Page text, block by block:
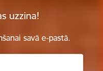
uzzina!
savā e-pastā.